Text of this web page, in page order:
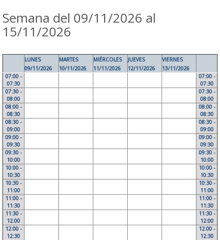
Semana del 09/11/2026 al
15/11/2026
LUNES
09/11/2026
MARTES
10/11/2026
MIÉRCOLES
11/11/2026
JUEVES
12/11/2026
VIERNES
13/11/2026
07:00 -
07:30
07:00 -
07:30
07:30 -
08:00
07:30 -
08:00
08:00 -
08:30
08:00 -
08:30
08:30 -
09:00
08:30 -
09:00
09:00 -
09:30
09:00 -
09:30
09:30 -
10:00
09:30 -
10:00
10:00 -
10:30
10:00 -
10:30
10:30 -
11:00
10:30 -
11:00
11:00 -
11:30
11:00 -
11:30
11:30 -
12:00
11:30 -
12:00
12:00 -
12:30
12:00 -
12:30